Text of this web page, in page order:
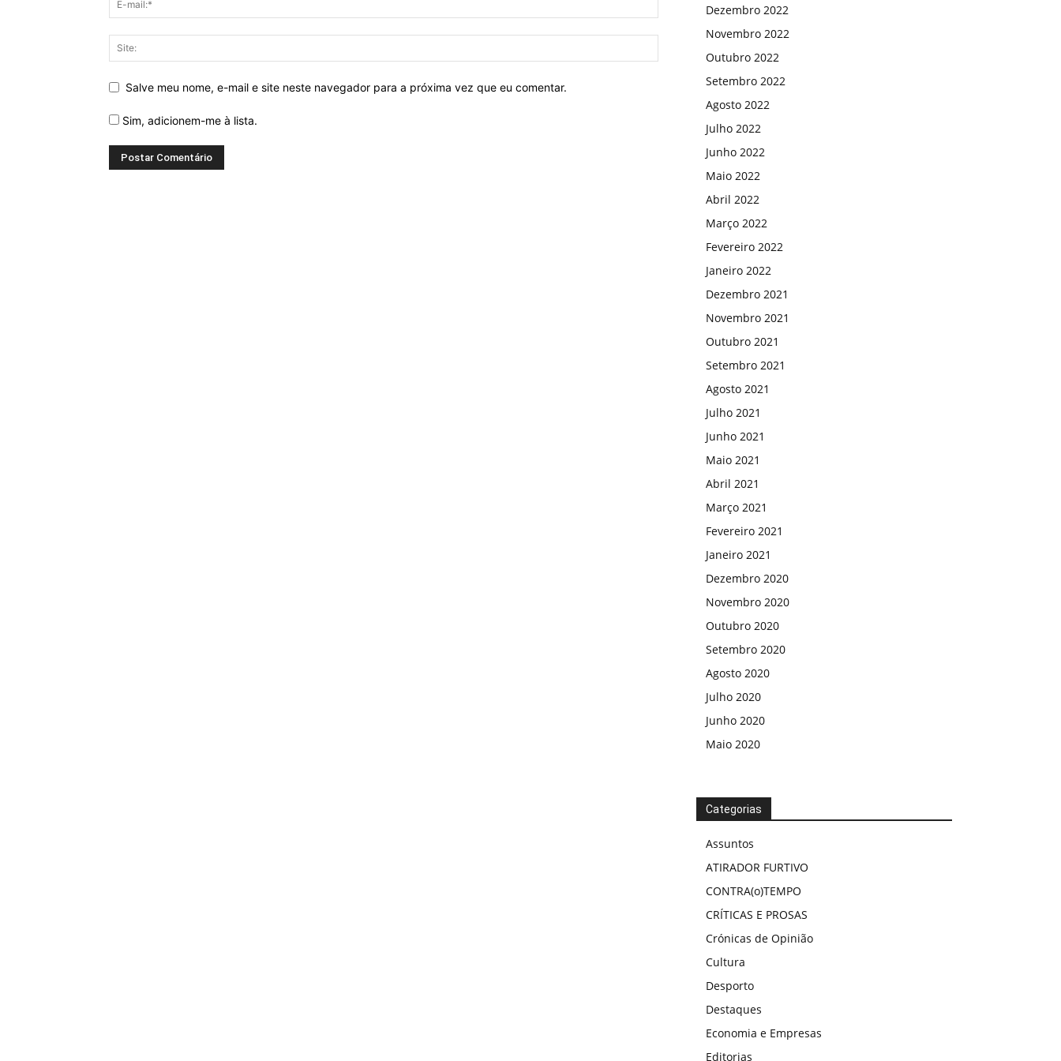
Salve meu nome, e-mail e site neste navegador para a próxima vez que eu comentar.
Sim, adicionem-me à lista.
Dezembro 2022
Novembro 2022
Outubro 2022
Setembro 2022
Agosto 2022
Julho 2022
Junho 2022
Maio 2022
Abril 2022
Março 2022
Fevereiro 2022
Janeiro 2022
Dezembro 2021
Novembro 2021
Outubro 2021
Setembro 2021
Agosto 2021
Julho 2021
Junho 2021
Maio 2021
Abril 2021
Março 2021
Fevereiro 2021
Janeiro 2021
Dezembro 2020
Novembro 2020
Outubro 2020
Setembro 2020
Agosto 2020
Julho 2020
Junho 2020
Maio 2020
Categorias
Assuntos
ATIRADOR FURTIVO
CONTRA(o)TEMPO
CRÍTICAS E PROSAS
Crónicas de Opinião
Cultura
Desporto
Destaques
Economia e Empresas
Editorias